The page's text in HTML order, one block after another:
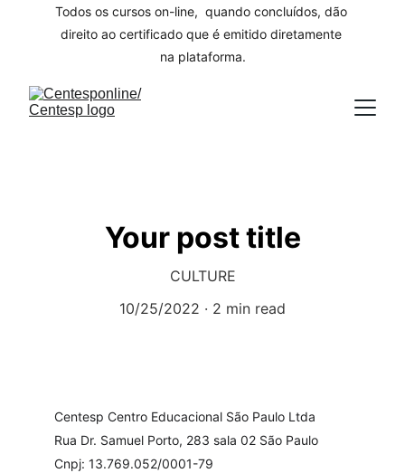
Todos os cursos on-line,  quando concluídos, dão
direito ao certificado que é emitido diretamente
na plataforma.
Your post title
CULTURE
10/25/2022
2 min read
Centesp Centro Educacional São Paulo Ltda
Rua Dr. Samuel Porto, 283 sala 02 São Paulo
Cnpj: 13.769.052/0001-79